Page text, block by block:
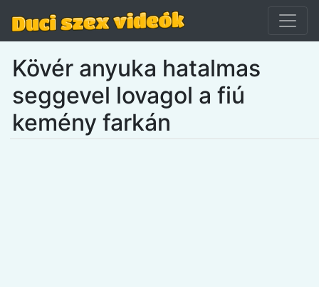
Kövér anyuka hatalmas
seggevel lovagol a fiú
kemény farkán